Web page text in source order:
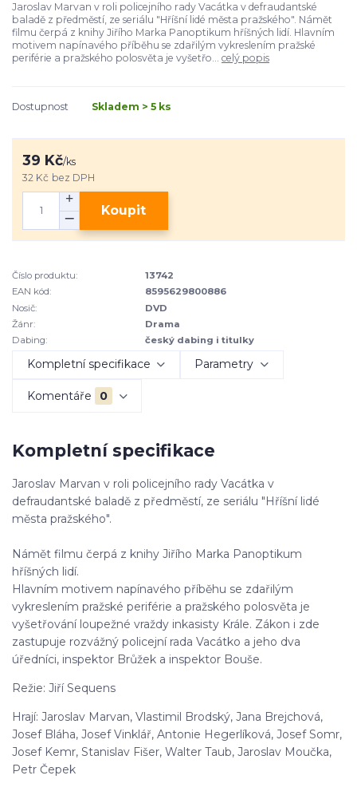
Jaroslav Marvan v roli policejního rady Vacátka v defraudantské
baladě z předměstí, ze seriálu "Hříšní lidé města pražského". Námět
filmu čerpá z knihy Jiřího Marka Panoptikum hříšných lidí. Hlavním
motivem napínavého příběhu se zdařilým vykreslením pražské
periférie a pražského polosvěta je vyšetřo... celý popis
Dostupnost Skladem > 5 ks
39 Kč/ks
32 Kč bez DPH
Koupit
Číslo produktu:
13742
EAN kód:
8595629800886
Nosič:
DVD
Žánr:
Drama
Dabing:
český dabing i titulky
Kompletní specifikace Parametry
Komentáře 0
Kompletní specifikace
Jaroslav Marvan v roli policejního rady Vacátka v
defraudantské baladě z předměstí, ze seriálu "Hříšní lidé
města pražského".
Námět filmu čerpá z knihy Jiřího Marka Panoptikum
hříšných lidí.
Hlavním motivem napínavého příběhu se zdařilým
vykreslením pražské periférie a pražského polosvěta je
vyšetřování loupežné vraždy inkasisty Krále. Zákon i zde
zastupuje rozvážný policejní rada Vacátko a jeho dva
úředníci, inspektor Brůžek a inspektor Bouše.
Režie: Jiří Sequens
Hrají: Jaroslav Marvan, Vlastimil Brodský, Jana Brejchová,
Josef Bláha, Josef Vinklář, Antonie Hegerlíková, Josef Somr,
Josef Kemr, Stanislav Fišer, Walter Taub, Jaroslav Moučka,
Petr Čepek